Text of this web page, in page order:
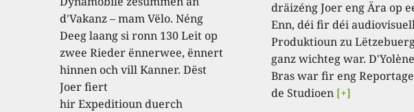
d'Vakanz – mam Vëlo. Néng
Deeg laang si ronn 130 Leit op
zwee Rieder ënnerwee, ënnert
hinnen och vill Kanner. Dëst
Joer fiert
hir Expeditioun duerch
dräizéng Joer eng Ära op
Enn, déi fir déi
Produktioun zu
ganz wichteg war.
Bras war fir eng
de Studioen [+]